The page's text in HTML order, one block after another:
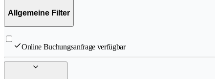
Allgemeine Filter
Online Buchungsanfrage verfügbar